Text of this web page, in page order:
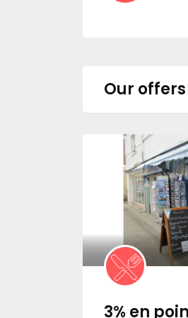
Our offers
3% en